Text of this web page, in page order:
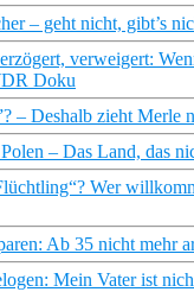
– geht nicht, gibt’s
verweigert:
Doku
– Deshalb zieht Merle
– Das Land, das
Wer
Ab 35 nicht mehr
Mein Vater ist